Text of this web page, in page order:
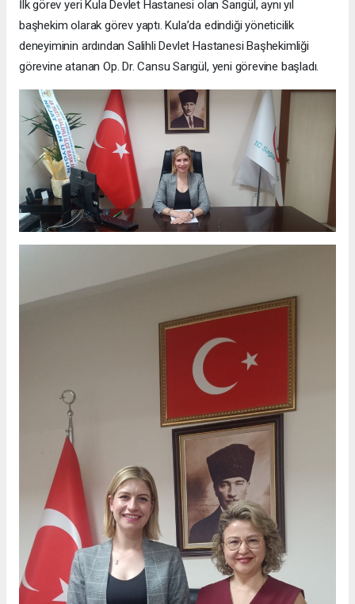
İlk görev yeri Kula Devlet Hastanesi olan Sarıgül, aynı yıl
başhekim olarak görev yaptı. Kula’da edindiği yöneticilik
deneyiminin ardından Salihli Devlet Hastanesi Başhekimliği
görevine atanan Op. Dr. Cansu Sarıgül, yeni görevine başladı.